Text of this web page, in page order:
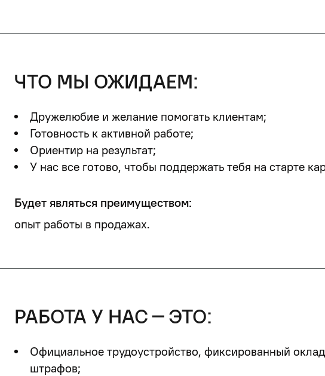
что мы ожидаем:
Дружелюбие и желание помогать клиентам;
Готовность к активной работе;
Ориентир на результат;
У нас все готово, чтобы поддержать тебя на старте
Будет являться преимуществом:
опыт работы в продажах.
работа у нас – это:
Официальное трудоустройство, фиксированный
штрафов;